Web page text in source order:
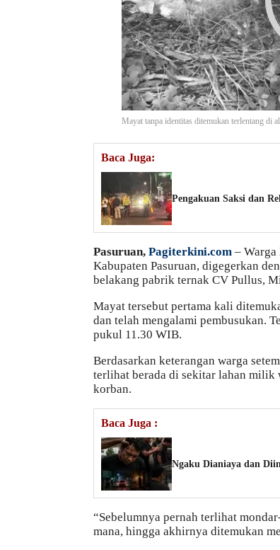
Mayat tanpa identitas ditemukan terlentang di
Baca Juga:
Pengakuan Saksi dan
Pasuruan, Pagiterkini.com – Warga
Kabupaten Pasuruan, digegerkan
belakang pabrik ternak CV Pullus,
Mayat tersebut pertama kali
dan telah mengalami pembusukan.
pukul 11.30 WIB.
Berdasarkan keterangan warga
terlihat berada di sekitar lahan milik
korban.
Baca Juga :
Ngaku Dianiaya dan
“Sebelumnya pernah terlihat
mana, hingga akhirnya ditemukan